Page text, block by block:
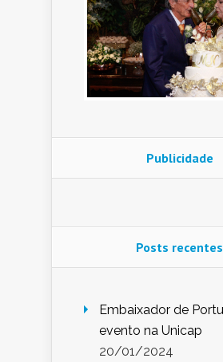
Publicidade
Posts recentes
Embaixador de
evento na Unicap
20/01/2024